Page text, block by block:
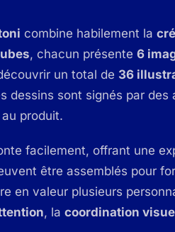
combine habilement la
, chacun présente 6
un total de 36
dessins sont signés par
au produit.
facilement, offrant une
être assemblés pour
en valeur plusieurs
, la coordination